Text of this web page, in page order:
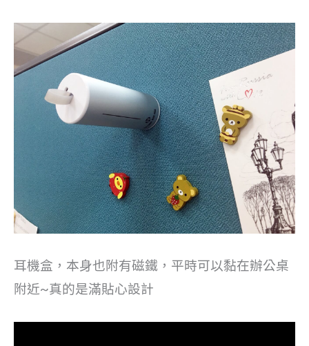
耳機盒，本身也附有磁鐵，平時可以黏在辦公桌
附近~真的是滿貼心設計